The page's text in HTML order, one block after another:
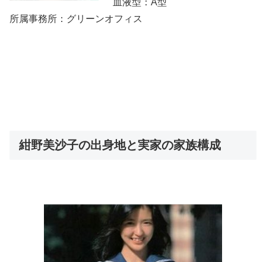
血液型：A型
所属事務所：グリーンオフィス
紺野美沙子の出身地と実家の家族構成